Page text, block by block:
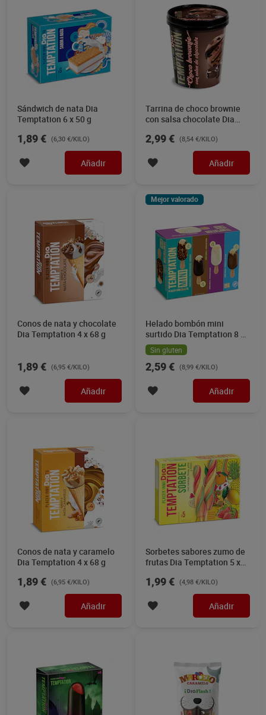
Sándwich de nata Dia
Temptation 6 x 50 g
1,89 € (6,30 €/KILO)
Añadir
Tarrina de choco brownie
con salsa chocolate Dia
2,99 € (8,54 €/KILO)
Añadir
Conos de nata y chocolate
Dia Temptation 4 x 68 g
1,89 € (6,95 €/KILO)
Añadir
Mejor valorado
Helado bombón mini
surtido Dia Temptation 8 x
36 g
Sin gluten
2,59 € (8,99 €/KILO)
Añadir
Conos de nata y caramelo
Dia Temptation 4 x 68 g
1,89 € (6,95 €/KILO)
Añadir
Sorbetes sabores zumo de
frutas Dia Temptation 5 x
1,99 € (4,98 €/KILO)
Añadir